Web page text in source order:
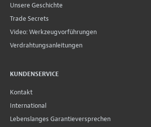
Unsere Geschichte
Trade Secrets
Video: Werkzeugvorführungen
Verdrahtungsanleitungen
KUNDENSERVICE
Kontakt
International
Lebenslanges Garantieversprechen